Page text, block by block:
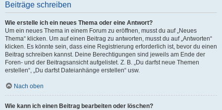
Beiträge schreiben
Wie erstelle ich ein neues Thema oder eine Antwort?
Um ein neues Thema in einem Forum zu eröffnen, musst du auf „Neues
Thema“ klicken. Um auf einen Beitrag zu antworten, musst du auf „Antworten“
klicken. Es könnte sein, dass eine Registrierung erforderlich ist, bevor du einen
Beitrag schreiben kannst. Deine Berechtigungen sind jeweils am Ende der
Foren- und der Beitragsansicht aufgelistet. Z. B. „Du darfst neue Themen
erstellen“, „Du darfst Dateianhänge erstellen“ usw.
Nach oben
Wie kann ich einen Beitrag bearbeiten oder löschen?